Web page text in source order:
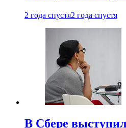
2 года спустя2 года спустя
В Сбере